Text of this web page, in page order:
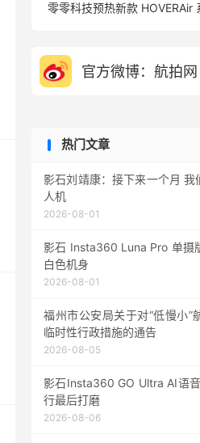
零零科技预热新款 HOVERAir 系列无人机
官方微博：航拍网
热门文章
影石刘靖康：接下来一个月
人机
2026-08-01
影石 Insta360 Luna Pro 单摄
白色机身
2026-08-01
福州市公安局关于对“低慢小”
临时性行政措施的通告
2026-08-05
影石Insta360 GO Ultra AI语
行最后打磨
2026-08-06